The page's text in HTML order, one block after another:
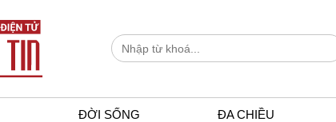
ĐỜI SỐNG ĐA CHIỀU